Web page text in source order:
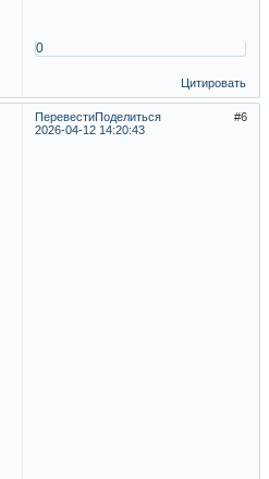
0
Цитировать
ПеревестиПоделиться
6
2026-04-12 14:20:43